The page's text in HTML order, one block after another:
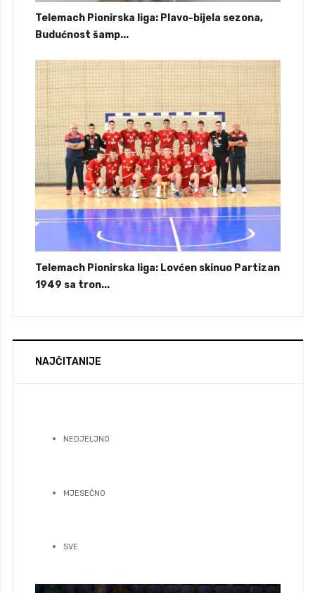
Telemach Pionirska liga: Plavo-bijela sezona,
Budućnost šamp...
Telemach Pionirska liga: Lovćen skinuo Partizan
1949 sa tron...
NAJČITANIJE
NEDJELJNO
MJESEČNO
SVE